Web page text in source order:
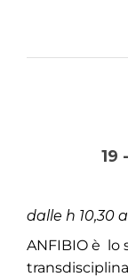
19
dalle h 10,30
ANFIBIO è lo